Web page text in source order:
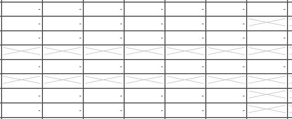
- - - - - -
-
- - - - -
-
- - - - - -
-
- - - - - -
-
- - - - -
-
- - - - -
-